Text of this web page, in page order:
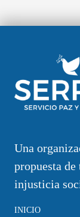
Una
propuesta
injusticia
INICIO